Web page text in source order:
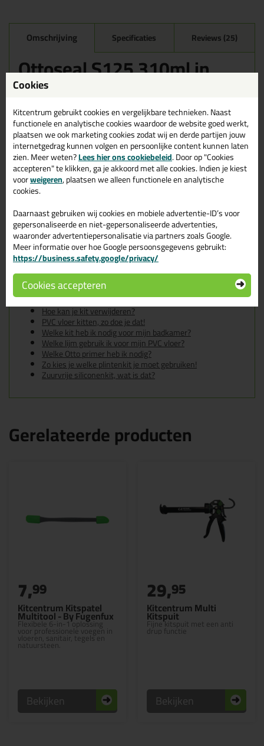
Omschrijving Specificaties Reviews (25)
Ottoseal S125 310ml in
Mat Sanitairgrijs C6834
Ottoseal S125 310ml in de kleur Mat Sanitairgrijs C6834 is te
gebruiken voor verschillende toepassingen. Een duurzame en
veelzijdige kit welke makkelijk te verwerken is. Perfect als je een
bijpassende kleur zoekt met gegarandeerd een topresultaat.
Bestel de Ottoseal S125 310ml in kleur Mat Sanitairgrijs C6834
vandaag nog! Op voorraad en op werkdagen besteld = morgen in
huis.
Wil je meer weten over de toepassing en kenmerken van dit
product? Lees alles over dit product >
Tips & tricks voor Ottoseal S125
310ml
In de volgende blogs wordt dit product gebruikt:
De badkamer kitten? Lees hier hoe!
Gietvloer kitten, zo doe je dat!
Hoe kan je een (kunststof) binnenkozijn afkitten?
Hoe kan je kit verwijderen?
PVC vloer kitten, zo doe je dat!
Welke kit heb ik nodig voor mijn badkamer?
Welke lijm gebruik ik voor mijn PVC vloer?
Welke Otto primer heb ik nodig?
Zo kies je welke plintenkit je moet gebruiken!
Zuurvrije siliconenkit, wat is dat?
Gerelateerde producten
Kitcentrum Kitspatel
Multitool - By Fugenfux
Flexibele 6-in-1 oplossing
voor professionele voegen in
vloeren, sanitair, tegels en
natuursteen.
7,99
Bekijken
Kitcentrum Multi
Kitspuit
Fijne kitspuit met een anti
drup functie
29,95
Bekijken
Cookies
Kitcentrum gebruikt cookies en vergelijkbare technieken. Naast
functionele en analytische cookies waardoor de website goed werkt,
plaatsen we ook marketing cookies zodat wij en derde partijen jouw
internetgedrag kunnen volgen en persoonlijke content kunnen laten
zien. Meer weten?Lees hier ons cookiebeleid. Door op "Cookies
accepteren" te klikken, ga je akkoord met alle cookies. Indien je kiest
voorweigeren, plaatsen we alleen functionele en analytische
cookies.
Daarnaast gebruiken wij cookies en mobiele advertentie-ID’s voor
gepersonaliseerde en niet-gepersonaliseerde advertenties,
waaronder advertentiepersonalisatie via partners zoals Google.
Meer informatie over hoe Google persoonsgegevens gebruikt:
https://business.safety.google/privacy/
Cookies accepteren